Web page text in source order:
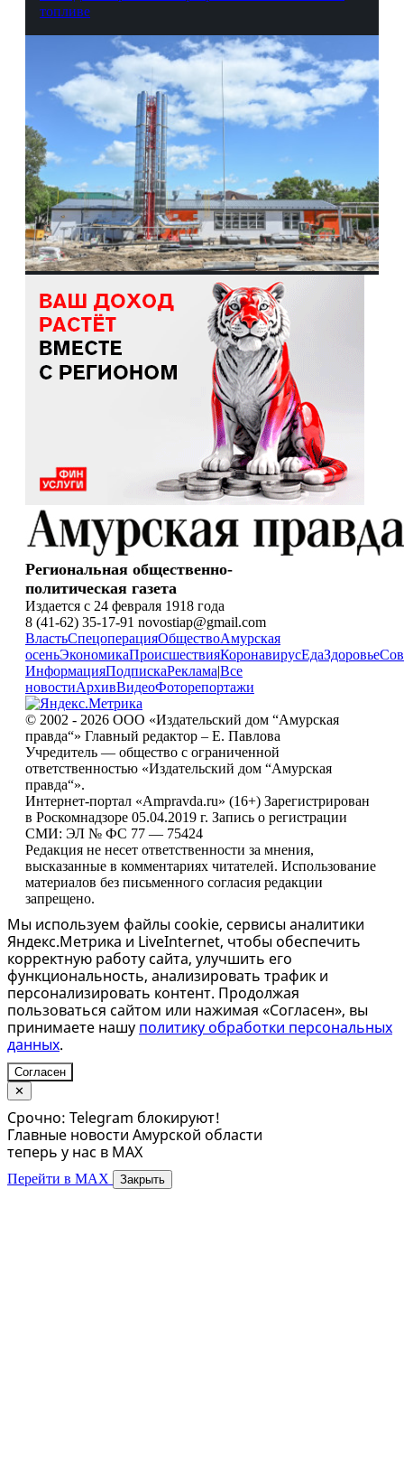
топливе
Региональная общественно-
политическая газета
Издается с 24 февраля 1918 года
8 (41-62) 35-17-91 novostiap@gmail.com
ВластьСпецоперацияОбществоАмурская
осеньЭкономикаПроисшествияКоронавирусЕдаЗдоровье
ИнформацияПодпискаРеклама|Все
новостиАрхивВидеоФоторепортажи
© 2002 - 2026 ООО «Издательский дом “Амурская
правда“» Главный редактор – Е. Павлова
Учредитель — общество с ограниченной
ответственностью «Издательский дом “Амурская
правда“».
Интернет-портал «Ampravda.ru» (16+) Зарегистрирован
в Роскомнадзоре 05.04.2019 г. Запись о регистрации
СМИ: ЭЛ № ФС 77 — 75424
Редакция не несет ответственности за мнения,
высказанные в комментариях читателей. Использование
материалов без письменного согласия редакции
запрещено.
Мы используем файлы cookie, сервисы аналитики
Яндекс.Метрика и LiveInternet, чтобы обеспечить
корректную работу сайта, улучшить его
функциональность, анализировать трафик и
персонализировать контент. Продолжая
пользоваться сайтом или нажимая «Согласен», вы
принимаете нашу политику обработки персональных
данных.
Согласен
✕
Срочно: Telegram блокируют!
Главные новости Амурской области
теперь у нас в MAX
Перейти в MAX Закрыть